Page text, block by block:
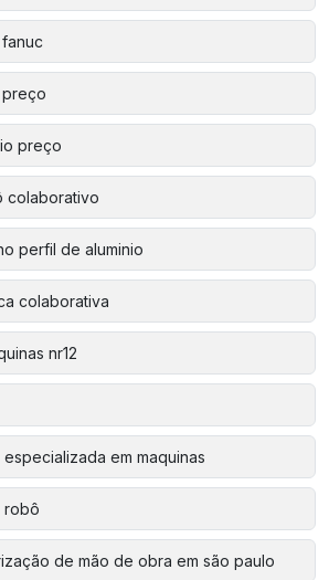
preço
colaborativo
perfil de aluminio
colaborativa
nr12
em maquinas
robô
de mão de obra em são paulo